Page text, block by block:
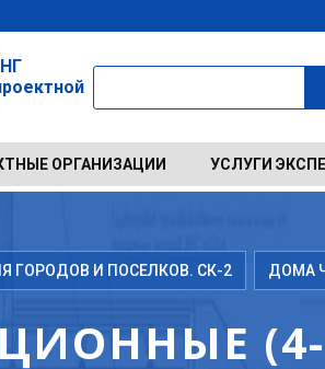
ОРГАНИЗАЦИИ УСЛУГИ
ГОРОДОВ И ПОСЕЛКОВ. СК-2 ДОМА